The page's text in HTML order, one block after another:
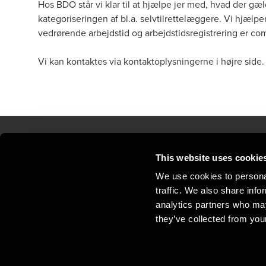
This website uses
We use cookies to
traffic. We also share
analytics partners who
they’ve collected from
Hos BDO står vi klar til at hjælpe jer med, hvad der
kategoriseringen af bl.a. selvtilrettelæggere. Vi
vedrørende arbejdstid og arbejdstidsregistrering er
Vi kan kontaktes via kontaktoplysningerne i højre side.
Juridisk og privatliv